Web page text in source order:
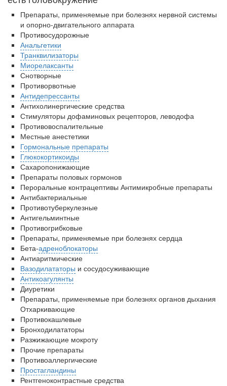
Препараты, применяемые при болезнях нервной системы
и опорно-двигательного аппарата
Противосудорожные
Анальгетики
Транквилизаторы
Миорелаксанты
Снотворные
Противорвотные
Антидепрессанты
Антихолинергические средства
Стимуляторы дофаминовых рецепторов, леводофа
Противовоспалительные
Местные анестетики
Гормональные препараты
Глюкокортикоиды
Сахаропонижающие
Препараты половых гормонов
Пероральные контрацептивы Антимикробные препараты
Антибактериальные
Противотуберкулезные
Антигельминтные
Противогрибковые
Препараты, применяемые при болезнях сердца
Бета-адреноблокаторы
Антиаритмические
Вазодилататоры и сосудосуживающие
Антикоагулянты
Диуретики
Препараты, применяемые при болезнях органов дыхания
Отхаркивающие
Противокашлевые
Бронходилататоры
Разжижающие мокроту
Прочие препараты
Противоаллергические
Простагландины
Рентгеноконтрастные средства